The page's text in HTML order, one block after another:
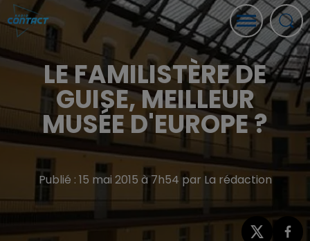
LE FAMILISTÈRE DE
GUISE, MEILLEUR
MUSÉE D'EUROPE ?
Publié : 15 mai 2015 à 7h54 par La rédaction